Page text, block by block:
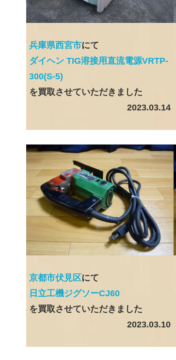
兵庫県西宮市にて
ダイヘン TIG溶接用直流電源VRTP-
300(S-5)
を買取させていただきました
2023.03.14
京都市伏見区にて
日立工機ジグソーCJ60
を買取させていただきました
2023.03.10